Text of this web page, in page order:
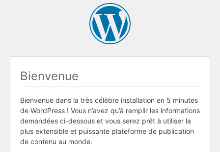
Bienvenue
Bienvenue dans la très célèbre installation en 5 minutes
de WordPress ! Vous n’avez qu’à remplir les informations
demandées ci-dessous et vous serez prêt à utiliser la
plus extensible et puissante plateforme de publication
de contenu au monde.